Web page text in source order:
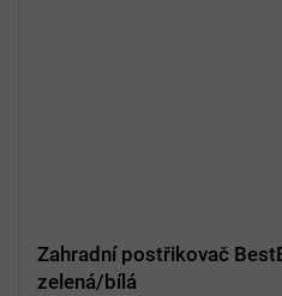
Zahradní postřikovač
zelená/bílá